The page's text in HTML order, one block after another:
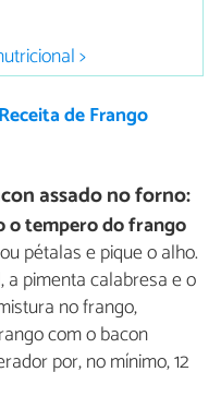
>
Receita de Frango
assado no forno:
o tempero do frango
pétalas e pique o alho.
a pimenta calabresa e o
no frango,
com o bacon
por, no mínimo, 12